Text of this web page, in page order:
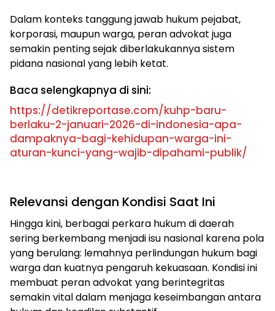
Dalam konteks tanggung jawab hukum pejabat,
korporasi, maupun warga, peran advokat juga
semakin penting sejak diberlakukannya sistem
pidana nasional yang lebih ketat.
Baca selengkapnya di sini:
https://detikreportase.com/kuhp-baru-
berlaku-2-januari-2026-di-indonesia-apa-
dampaknya-bagi-kehidupan-warga-ini-
aturan-kunci-yang-wajib-dipahami-publik/
Relevansi dengan Kondisi Saat Ini
Hingga kini, berbagai perkara hukum di daerah
sering berkembang menjadi isu nasional karena pola
yang berulang: lemahnya perlindungan hukum bagi
warga dan kuatnya pengaruh kekuasaan. Kondisi ini
membuat peran advokat yang berintegritas
semakin vital dalam menjaga keseimbangan antara